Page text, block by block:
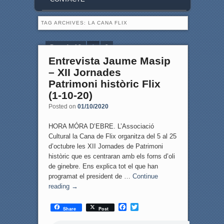
TAG ARCHIVES: LA CANA FLIX
Page 1 of 2 1 2
Entrevista Jaume Masip
– XII Jornades
Patrimoni històric Flix
(1-10-20)
Posted on 01/10/2020
HORA MÓRA D’EBRE. L’Associació
Cultural la Cana de Flix organitza del 5 al 25
d’octubre les XII Jornades de Patrimoni
històric que es centraran amb els forns d’oli
de ginebre. Ens explica tot el que han
programat el president de … Continue
reading →
Share Post
F
T